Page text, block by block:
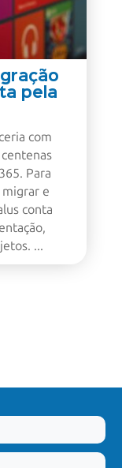
pela
com
Para
migrar e
conta
...